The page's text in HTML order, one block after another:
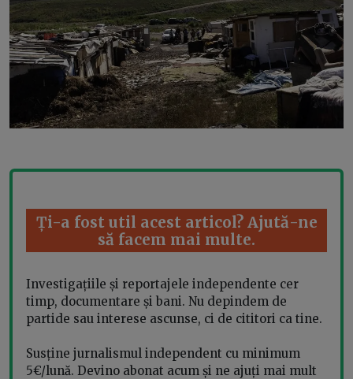
Ți-a fost util acest articol? Ajută-ne
să facem mai multe.
Investigațiile și reportajele independente cer
timp, documentare și bani. Nu depindem de
partide sau interese ascunse, ci de cititori ca tine.
Susține jurnalismul independent cu minimum
5€/lună. Devino abonat acum și ne ajuți mai mult